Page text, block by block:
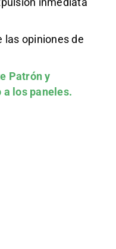
las opiniones de
Patróny
los paneles.